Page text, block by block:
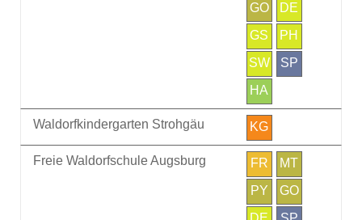
GO
DE
GS
PH
SW
SP
HA
Waldorfkindergarten Strohgäu KG
Freie Waldorfschule Augsburg FR
MT
PY
GO